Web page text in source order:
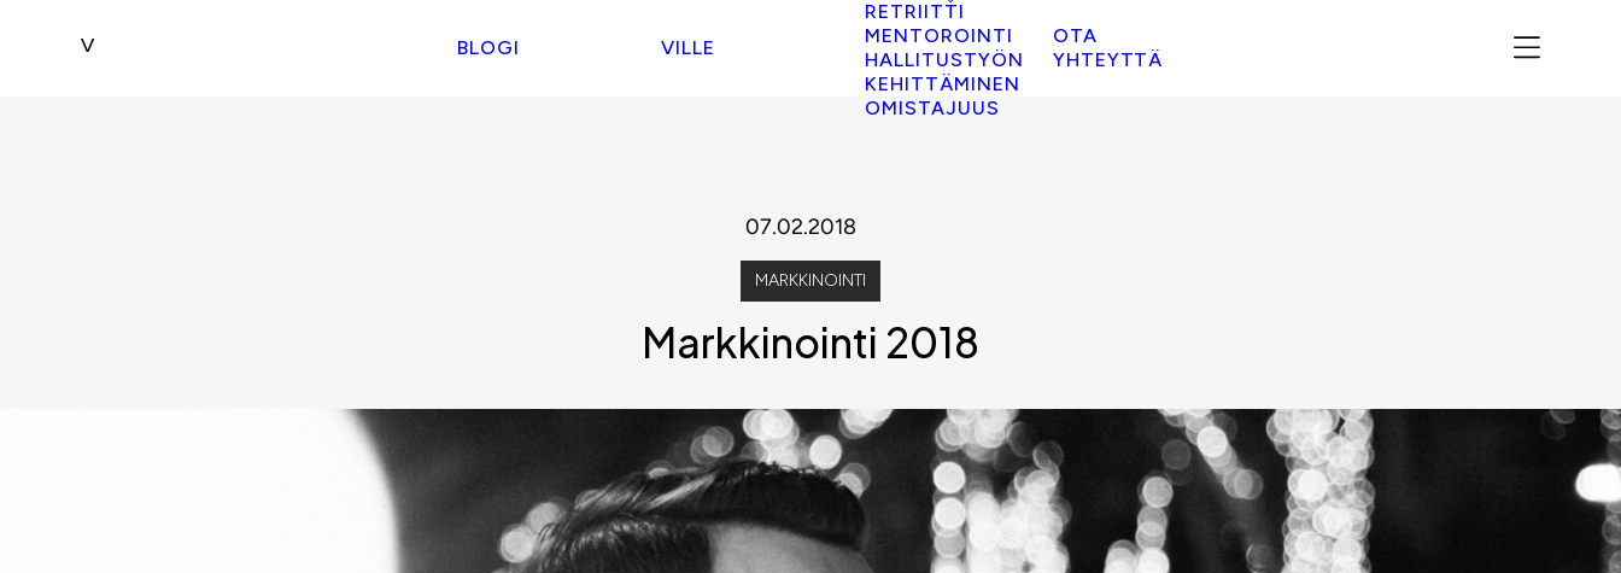
BLOGI VILLE
RETRIITTI
MENTOROINTI
HALLITUSTYÖN
KEHITTÄMINEN
OMISTAJUUS
OTA
YHTEYTTÄ
07.02.2018
MARKKINOINTI
Markkinointi 2018